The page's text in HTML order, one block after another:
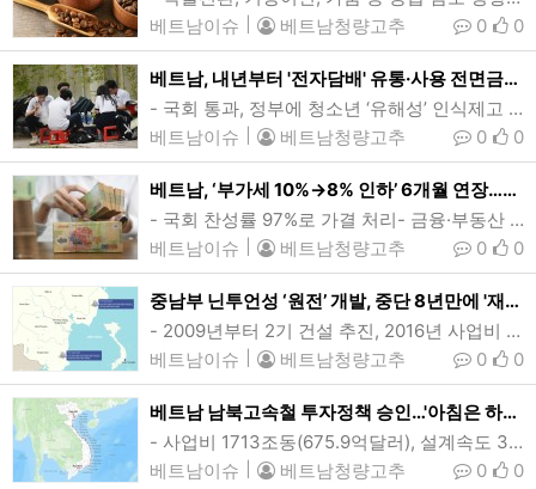
베트남이슈
베트남청량고추 0
0
베트남, 내년부터 '전자담배' 유통·사용 전면금지...관광객도 주의해야
- 국회 통과, 정부에 청소년 ‘유해성’ 인식제고 주력 요청전자담배를 사용중인 베트남 청소년들의 모습. 베트남이 내년부터 전자담배 유통과 사용을 전면 금지한다. 새 규정으로 인해 전자담배 유통과 사용이 금지되면서 향후 베트남을 방문하는 외국인 관광객중 전자담배 흡연자에게도 각별한 주의가 요구된다. (사진=baochinhphu)[인사이드비나=하노이, 이승윤 기자] 베트남이 내년부터 전자담배 유통과 사용을 전면 금지한다.베트남 국회는 8차 회기 본회의 마지막날인 지난달 30일) 이러한 내용을 담은 결의안을 찬…
베트남이슈
베트남청량고추 0
0
베트남, ‘부가세 10%→8% 인하’ 6개월 연장…내년 상반기까지
- 국회 찬성률 97%로 가결 처리- 금융·부동산 등 11개 업종 제외…감세규모 26.1조동(10.3억달러)베트남 국회가 연말 종료예정인 부가세 2%포인트 한시적 인하 조치 연장안을 승인했다. 이에따라 부가세 인하 적용대상 서비스 및 품목 업종은 내년 상반기까지 현재와 같은 8%의 부가세율이 적용된다. (사진=VnExpress/Giang Huy)[인사이드비나=하노이, 이희상 기자] 베트남이 연말 종료예정인 부가세 2%포인트 한시적 인하 조치를 내년 상반기까지 6개월 연장했다.베트남 국회는 8차 회기 폐회일인 지난달 30일 …
베트남이슈
베트남청량고추 0
0
중남부 닌투언성 ‘원전’ 개발, 중단 8년만에 '재개'…베트남국회 승인
- 2009년부터 2기 건설 추진, 2016년 사업비 문제 ‘제동’…친환경·지속가능 에너지- 정부당국, 초소형~대형 유형별 잠재력 연구…개정 전기법 원자력 관련 일반규정 포함베트남 중남부 닌투언성 원전 1·2호기 위치. 베트남 원전 개발이 국회 문턱을 넘으면서 지난 8년간 멈춰섰던 닌투언성 원전 2기 개발이 곧 공식 재개될 것으로 예상된다. 앞서 베트남은 지난 2009년부터 닌투언성 원전 2기 건설을 추진해왔으나, 국회의 막대한 비용 우려에 2016년 개발사업이 완전 중단됐다. (그래픽=VnExpress/Tien Thanh…
베트남이슈
베트남청량고추 0
0
베트남 남북고속철 투자정책 승인…'아침은 하노이, 점심 호치민'
- 사업비 1713조동(675.9억달러), 설계속도 350km/h 연장 1541km- 2027년 착공 2035년 완공목표…전국 일일생활권 연결- 공공투자방식, 국산 자재·서비스 우선 사용…국제입찰시 기술이전 의무조항 삽입베트남의 국토대동맥이 될 남북고속철도는 하노이시 응옥호이역부터 호치민시 투티엠역까지 20개 성·시를 통과하는 최고 시속 350km, 길이 1541km의 초대형 국책사업으로 총사업비는 1713조동(675.9억달러)에 이른다. (그래픽=VnExpress/Dang Hieu)[인사이드비나=하노이, 떤 풍(Tan phung)…
베트남이슈
베트남청량고추 0
0